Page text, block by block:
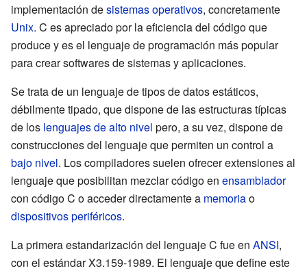
implementación desistemas operativos, concretamente
Unix. C es apreciado por la eficiencia del código que
produce y es el lenguaje de programación más popular
para crear softwares de sistemas y aplicaciones.
Se trata de un lenguaje de tipos de datos estáticos,
débilmente tipado, que dispone de las estructuras típicas
de los lenguajes de alto nivel pero, a su vez, dispone de
construcciones del lenguaje que permiten un control a
bajo nivel. Los compiladores suelen ofrecer extensiones al
lenguaje que posibilitan mezclar código en ensamblador
con código C o acceder directamente a memoriao
dispositivos periféricos.
La primera estandarización del lenguaje C fue en ANSI,
con el estándar X3.159-1989. El lenguaje que define este